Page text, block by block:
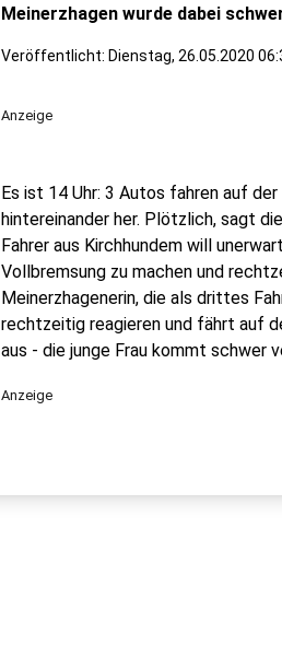
Meinerzhagen wurde dabei
Veröffentlicht: Dienstag, 26.05.2020
Anzeige
Es ist 14 Uhr: 3 Autos fahren auf
hintereinander her. Plötzlich, sagt
Fahrer aus Kirchhundem will
Vollbremsung zu machen und
Meinerzhagenerin, die als drittes
rechtzeitig reagieren und fährt auf
aus - die junge Frau kommt schwer
Anzeige